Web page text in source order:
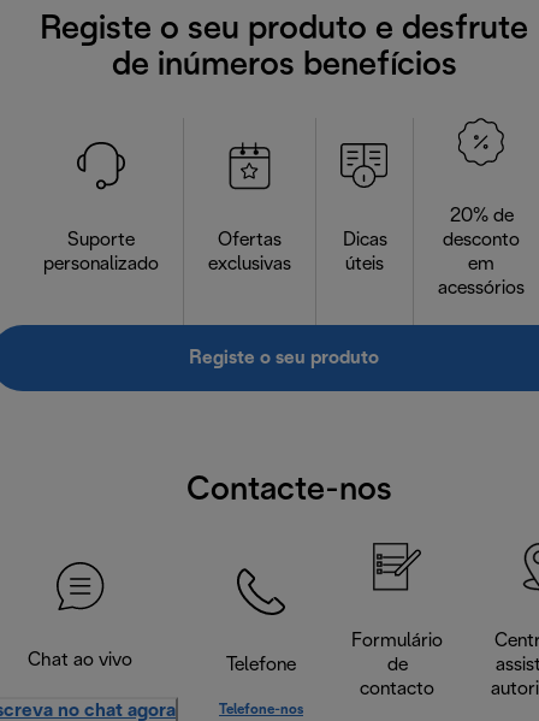
Registe o seu produto e desfrute
de inúmeros benefícios
Suporte
personalizado
Ofertas
exclusivas
Dicas
úteis
20% de
desconto
em
acessórios
Registe o seu produto
Contacte-nos
Chat ao vivo
no chat agora
Telefone
Telefone-nos
Formulário
de
contacto